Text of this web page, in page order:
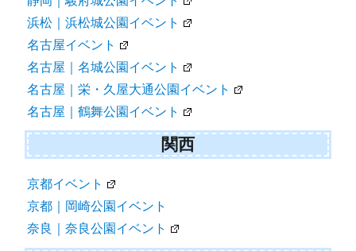
浜松｜浜松城公園イベント
名古屋イベント
名古屋｜名城公園イベント
名古屋｜栄・久屋大通公園イベント
名古屋｜鶴舞公園イベント
関西
京都イベント
京都｜岡崎公園イベント
奈良｜奈良公園イベント